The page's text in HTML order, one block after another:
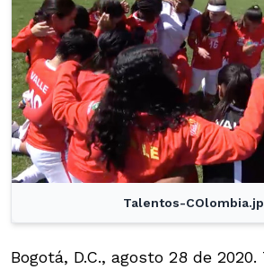
Talentos-
Bogotá, D.C., agosto 28 de